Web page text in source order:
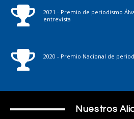
2021 - Premio de periodismo
entrevista
2020 - Premio Nacional de
Nuestros